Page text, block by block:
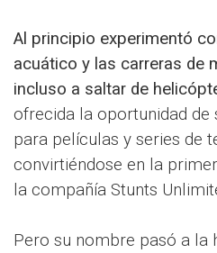
Al principio experimentó
acuático y las carreras de
incluso a saltar de
ofrecida la oportunidad de
para películas y series de
convirtiéndose en la
la compañía Stunts
Pero su nombre pasó a la